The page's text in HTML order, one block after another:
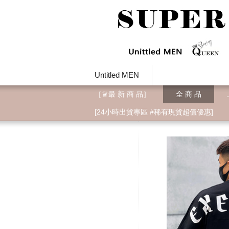
Untitled MEN
［♛最 新 商 品］ 全 商 品
[24小時出貨專區 #稀有現貨超值優惠]